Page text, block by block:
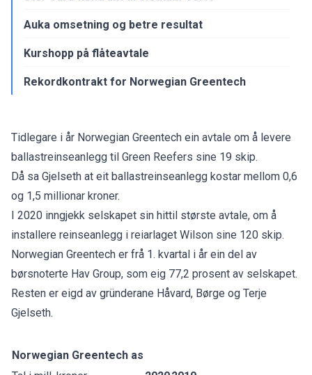
Auka omsetning og betre resultat
Kurshopp på flåteavtale
Rekordkontrakt for Norwegian Greentech
Tidlegare i år Norwegian Greentech ein avtale om å levere
ballastreinseanlegg til Green Reefers sine 19 skip.
Då sa Gjelseth at eit ballastreinseanlegg kostar mellom 0,6
og 1,5 millionar kroner.
I 2020 inngjekk selskapet sin hittil største avtale, om å
installere reinseanlegg i reiarlaget Wilson sine 120 skip.
Norwegian Greentech er frå 1. kvartal i år ein del av
børsnoterte Hav Group, som eig 77,2 prosent av selskapet.
Resten er eigd av gründerane Håvard, Børge og Terje
Gjelseth.
Norwegian Greentech as